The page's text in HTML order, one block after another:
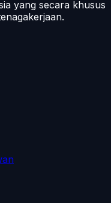
yang secara khusus